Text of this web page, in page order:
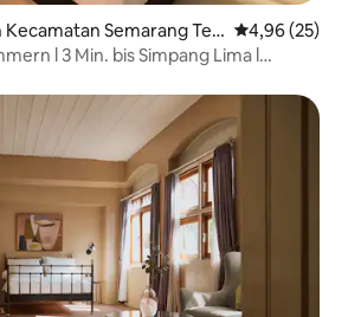
Semarang Ten
4,96 (25)
l 3 Min. bis Simpang Lima l